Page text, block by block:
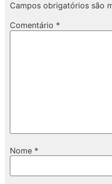
Campos obrigatórios são
Comentário *
Nome *